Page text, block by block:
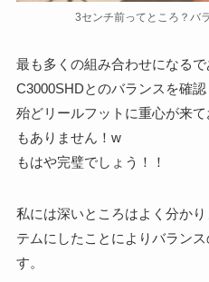
3センチ前ってところ？バ
最も多くの組み合わせになる
C3000SHDとのバランスを確認
殆どリールフットに重心が来
もありません！w
もはや完璧でしょう！！
私には深いところはよく分か
テムにしたことによりバラン
す。